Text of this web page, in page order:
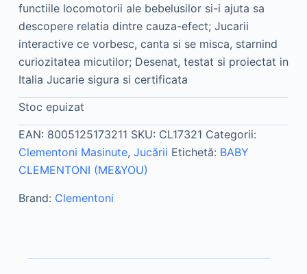
functiile locomotorii ale bebelusilor si-i ajuta sa
descopere relatia dintre cauza-efect; Jucarii
interactive ce vorbesc, canta si se misca, starnind
curiozitatea micutilor; Desenat, testat si proiectat in
Italia Jucarie sigura si certificata
Stoc epuizat
EAN: 8005125173211 SKU: CL17321 Categorii:
Clementoni Masinute, Jucării Etichetă: BABY
CLEMENTONI (ME&YOU)
Brand: Clementoni